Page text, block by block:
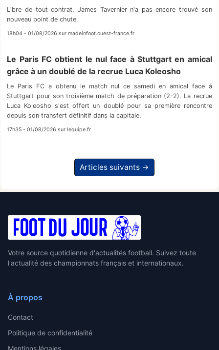
Libre de tout contrat, James Tavernier n'a pas encore trouvé son
nouveau point de chute.
18h04 - 01/08/2026 sur madeinfoot.ouest-france.fr
Le Paris FC obtient le nul face à Stuttgart en amical
grâce à un doublé de la recrue Luca Koleosho
Le Paris FC a obtenu le match nul ce samedi en amical face à
Stuttgart pour son troisième match de préparation (2-2). La recrue
Luca Koleosho s'est offert un doublé pour sa première rencontre
depuis son transfert définitif dans la capitale.
17h35 - 01/08/2026 sur lequipe.fr
Articles suivants →
Votre source quotidienne d'actualités football. Suivez toute
l'actualité des championnats français et internationaux.
À propos
Contact
Politique de confidentialité
Mentions légales